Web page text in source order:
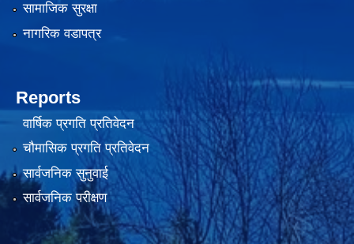
सामाजिक सुरक्षा
नागरिक वडापत्र
Reports
वार्षिक प्रगति प्रतिवेदन
चौमासिक प्रगति प्रतिवेदन
सार्वजनिक सुनुवाई
सार्वजनिक परीक्षण